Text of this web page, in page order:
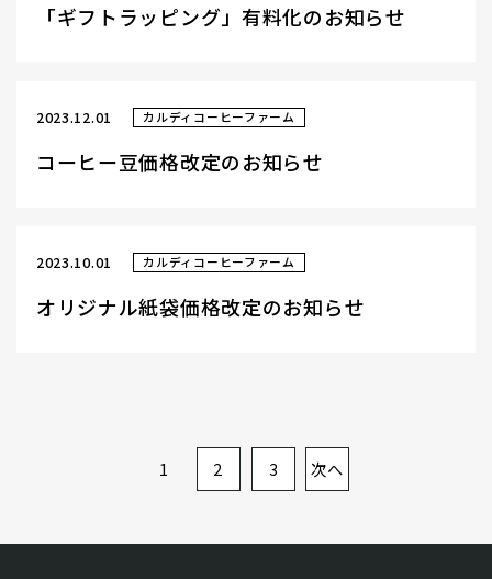
「ギフトラッピング」有料化のお知らせ
2023.12.01 カルディコーヒーファーム
コーヒー豆価格改定のお知らせ
2023.10.01 カルディコーヒーファーム
オリジナル紙袋価格改定のお知らせ
1 2 3 次へ